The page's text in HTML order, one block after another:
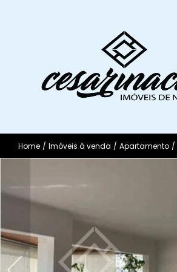
Home / Imóveis à venda / Apartamento /